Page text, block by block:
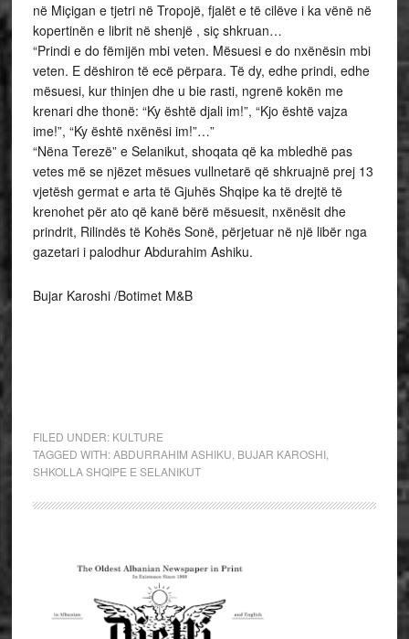
në Miçigan e tjetri në Tropojë, fjalët e të cilëve i ka vënë në
kopertinën e librit në shenjë , siç shkruan…
“Prindi e do fëmijën mbi veten. Mësuesi e do nxënësin mbi
veten. E dëshiron të ecë përpara. Të dy, edhe prindi, edhe
mësuesi, kur thinjen dhe u bie rasti, ngrenë kokën me
krenari dhe thonë: “Ky është djali im!”, “Kjo është vajza
ime!”, “Ky është nxënësi im!”…”
“Nëna Terezë” e Selanikut, shoqata që ka mbledhë pas
vetes më se njëzet mësues vullnetarë që shkruajnë prej 13
vjetësh germat e arta të Gjuhës Shqipe ka të drejtë të
krenohet për ato që kanë bërë mësuesit, nxënësit dhe
prindrit, Rilindës të Kohës Sonë, përjetuar në një libër nga
gazetari i palodhur Abdurahim Ashiku.
Bujar Karoshi /Botimet M&B
FILED UNDER: KULTURE
TAGGED WITH:ABDURRAHIM ASHIKU BUJAR KAROSHI,
SHKOLLA SHQIPE E SELANIKUT